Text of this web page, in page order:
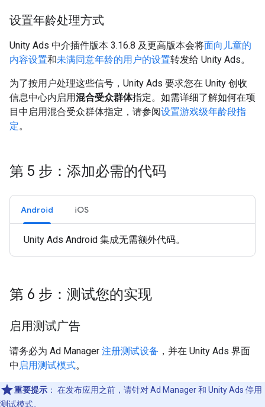
设置年龄处理方式
Unity Ads 中介插件版本 3.16.8 及更高版本会将面向儿童的
内容设置和未满同意年龄的用户的设置转发给 Unity Ads。
为了按用户处理这些信号，Unity Ads 要求您在 Unity 创收
信息中心内启用混合受众群体指定。如需详细了解如何在项
目中启用混合受众群体指定，请参阅设置游戏级年龄段指
定。
第 5 步：添加必需的代码
Android iOS
Unity Ads Android 集成无需额外代码。
第 6 步：测试您的实现
启用测试广告
请务必为 Ad Manager 注册测试设备 ，并在 Unity Ads 界面
中 启用测试模式。
重要提示 ： 在发布应用之前，请针对 Ad Manager 和 Unity Ads 停用
测试模式。